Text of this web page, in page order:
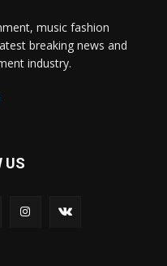
music fashion
breaking news and
industry.
US